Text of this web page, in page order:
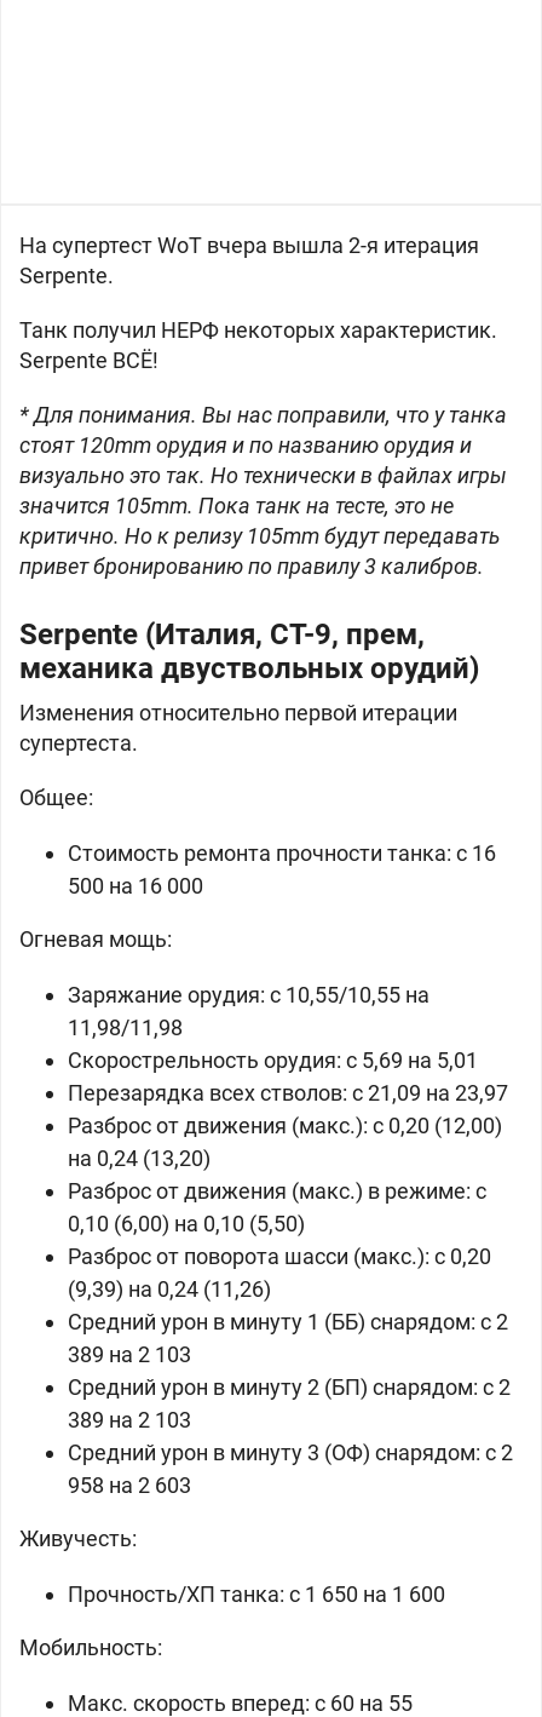
На супертест WoT вчера вышла 2-я итерация
Serpente.
Танк получил НЕРФ некоторых характеристик.
Serpente ВСЁ!
* Для понимания. Вы нас поправили, что у танка
стоят 120mm орудия и по названию орудия и
визуально это так. Но технически в файлах игры
значится 105mm. Пока танк на тесте, это не
критично. Но к релизу 105mm будут передавать
привет бронированию по правилу 3 калибров.
Serpente (Италия, СТ-9, прем,
механика двуствольных орудий)
Изменения относительно первой итерации
супертеста.
Общее:
Стоимость ремонта прочности танка: c 16
500 на 16 000
Огневая мощь:
Заряжание орудия: c 10,55/10,55 на
11,98/11,98
Скорострельность орудия: c 5,69 на 5,01
Перезарядка всех стволов: c 21,09 на 23,97
Разброс от движения (макс.): c 0,20 (12,00)
на 0,24 (13,20)
Разброс от движения (макс.) в режиме: c
0,10 (6,00) на 0,10 (5,50)
Разброс от поворота шасси (макс.): c 0,20
(9,39) на 0,24 (11,26)
Средний урон в минуту 1 (ББ) снарядом: c 2
389 на 2 103
Средний урон в минуту 2 (БП) снарядом: c 2
389 на 2 103
Средний урон в минуту 3 (ОФ) снарядом: c 2
958 на 2 603
Живучесть:
Прочность/ХП танка: c 1 650 на 1 600
Мобильность:
Макс. скорость вперед: c 60 на 55